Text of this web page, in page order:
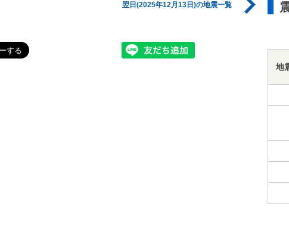
翌日(2025年12月13日)の地震一覧
地